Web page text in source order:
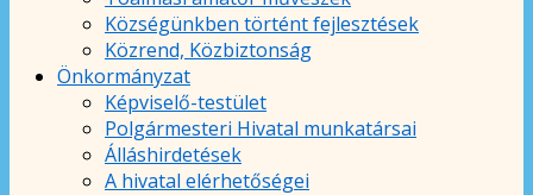
Községünkben történt fejlesztések
Közrend, Közbiztonság
Önkormányzat
Képviselő-testület
Polgármesteri Hivatal munkatársai
Álláshirdetések
A hivatal elérhetőségei